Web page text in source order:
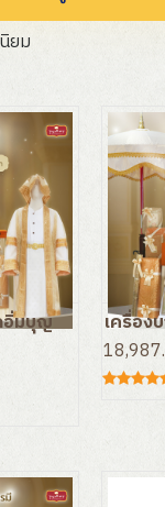
วไป
กษ์โลก
โลก
บาตร
ยม
อิ่มบุญ
เครื่อง